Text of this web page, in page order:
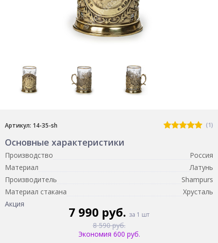
Артикул: 14-35-sh (1)
Основные характеристики
Производство
Россия
Материал
Латунь
Производитель
Shampurs
Материал стакана
Хрусталь
Акция
7 990 руб. за 1 шт
8 590 руб.
Экономия 600 руб.